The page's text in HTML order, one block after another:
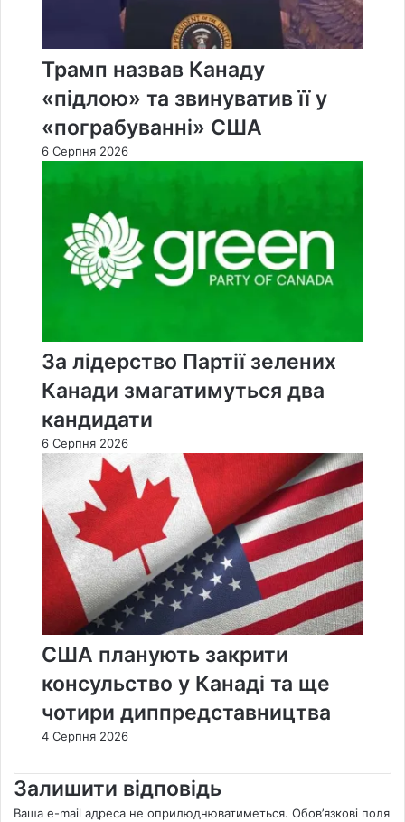
Трамп назвав Канаду
«підлою» та звинуватив її у
«пограбуванні» США
6 Серпня 2026
За лідерство Партії зелених
Канади змагатимуться два
кандидати
6 Серпня 2026
США планують закрити
консульство у Канаді та ще
чотири диппредставництва
4 Серпня 2026
Залишити відповідь
Ваша e-mail адреса не оприлюднюватиметься. Обов’язкові поля